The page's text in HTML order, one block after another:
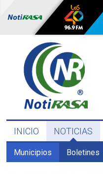
INICIO NOTICIAS
Municipios Boletines